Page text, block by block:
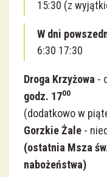
15:30 (z
W dni
6:30 17:30
Droga Krzyżowa -
godz. 1700
(dodatkowo w
Gorzkie Żale -
(ostatnia Msza
nabożeństwa)